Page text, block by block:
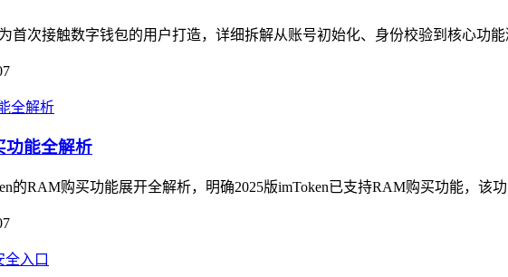
次接触数字钱包的用户打造，详细拆解从账号初始化、身份校验到核心功
功能全解析
的RAM购买功能展开全解析，明确2025版imToken已支持RAM购买功能，该